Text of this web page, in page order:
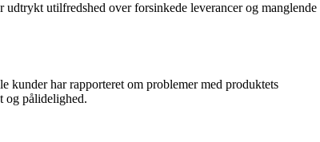
utilfredshed over forsinkede leverancer og manglende
kunder har rapporteret om problemer med produktets
og pålidelighed.